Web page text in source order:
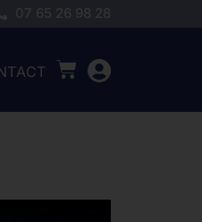
07 65 26 98 28